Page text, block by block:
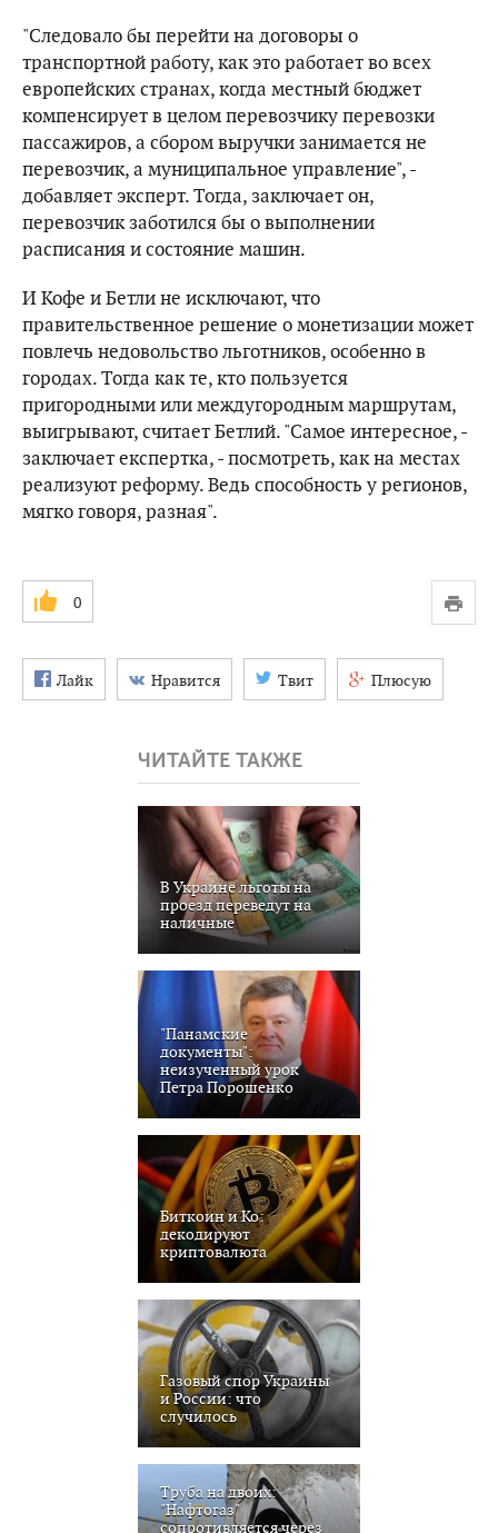
"Следовало бы перейти на договоры о
транспортной работу, как это работает во всех
европейских странах, когда местный бюджет
компенсирует в целом перевозчику перевозки
пассажиров, а сбором выручки занимается не
перевозчик, а муниципальное управление", -
добавляет эксперт. Тогда, заключает он,
перевозчик заботился бы о выполнении
расписания и состояние машин.
И Кофе и Бетли не исключают, что
правительственное решение о монетизации может
повлечь недовольство льготников, особенно в
городах. Тогда как те, кто пользуется
пригородными или междугородным маршрутам,
выигрывают, считает Бетлий. "Самое интересное, -
заключает експертка, - посмотреть, как на местах
реализуют реформу. Ведь способность у регионов,
мягко говоря, разная".
0
Лайк Нравится Твит Плюсую
ЧИТАЙТЕ ТАКЖЕ
В Украине льготы на
проезд переведут на
наличные
"Панамские
документы":
неизученный урок
Петра Порошенко
Биткоин и Ко:
декодируют
криптовалюта
Газовый спор Украины
и России: что
случилось
Труба на двоих:
"Нафтогаз"
сопротивляется через